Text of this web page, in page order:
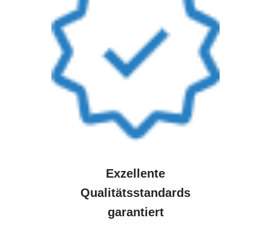
Exzellente
Qualitätsstandards
garantiert